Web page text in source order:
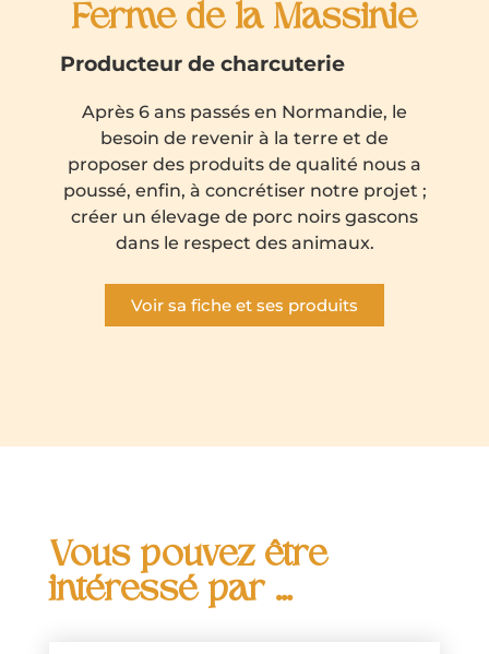
Ferme de la Massinie
Producteur de charcuterie
Après 6 ans passés en Normandie, le
besoin de revenir à la terre et de
proposer des produits de qualité nous a
poussé, enfin, à concrétiser notre projet ;
créer un élevage de porc noirs gascons
dans le respect des animaux.
Voir sa fiche et ses produits
Vous pouvez être
intéressé par ...